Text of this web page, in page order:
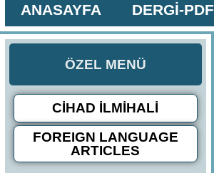
ANASAYFA DERGİ-PDF
ÖZEL MENÜ
CİHAD İLMİHALİ
FOREIGN LANGUAGE
ARTICLES